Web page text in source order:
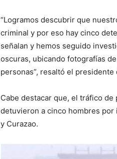
“Logramos descubrir que
criminal y por eso hay cinco
señalan y hemos seguido
oscuras, ubicando fotografías
personas”, resaltó el presidente
Cabe destacar que, el tráfico
detuvieron a cinco hombres por
y Curazao.